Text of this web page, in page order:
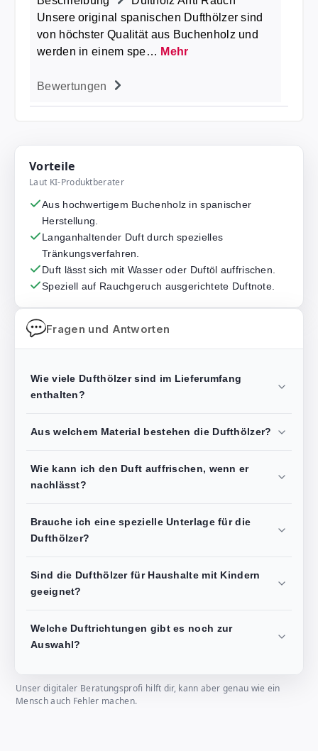
Unsere original spanischen Dufthölzer sind
von höchster Qualität aus Buchenholz und
werden in einem spe… Mehr
Bewertungen
Vorteile
Laut KI-Produktberater
Aus hochwertigem Buchenholz in spanischer
Herstellung.
Langanhaltender Duft durch spezielles
Tränkungsverfahren.
Duft lässt sich mit Wasser oder Duftöl auffrischen.
Speziell auf Rauchgeruch ausgerichtete Duftnote.
Fragen und Antworten
Wie viele Dufthölzer sind im Lieferumfang
enthalten?
Aus welchem Material bestehen die Dufthölzer?
Wie kann ich den Duft auffrischen, wenn er
nachlässt?
Brauche ich eine spezielle Unterlage für die
Dufthölzer?
Sind die Dufthölzer für Haushalte mit Kindern
geeignet?
Welche Duftrichtungen gibt es noch zur
Auswahl?
Unser digitaler Beratungsprofi hilft dir, kann aber genau wie ein
Mensch auch Fehler machen.